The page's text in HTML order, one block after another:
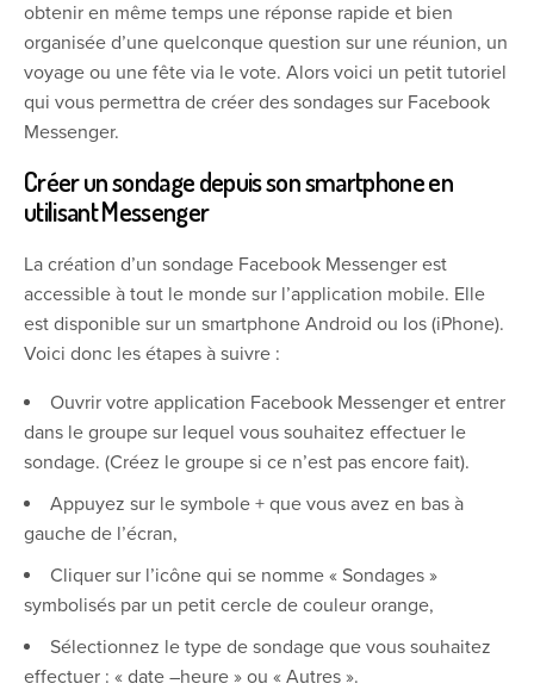
obtenir en même temps une réponse rapide et bien
organisée d’une quelconque question sur une réunion, un
voyage ou une fête via le vote. Alors voici un petit tutoriel
qui vous permettra de créer des sondages sur Facebook
Messenger.
Créer un sondage depuis son smartphone en
utilisant Messenger
La création d’un sondage Facebook Messenger est
accessible à tout le monde sur l’application mobile. Elle
est disponible sur un smartphone Android ou Ios (iPhone).
Voici donc les étapes à suivre :
Ouvrir votre application Facebook Messenger et entrer
dans le groupe sur lequel vous souhaitez effectuer le
sondage. (Créez le groupe si ce n’est pas encore fait).
Appuyez sur le symbole + que vous avez en bas à
gauche de l’écran,
Cliquer sur l’icône qui se nomme « Sondages »
symbolisés par un petit cercle de couleur orange,
Sélectionnez le type de sondage que vous souhaitez
effectuer : « date –heure » ou « Autres ».